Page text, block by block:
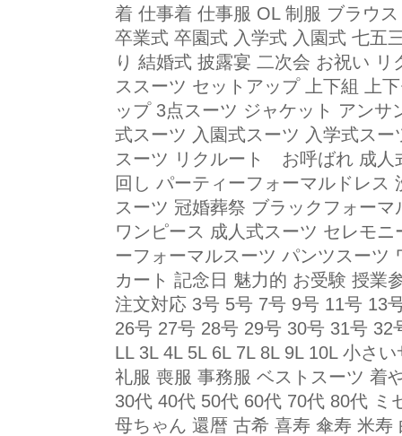
着 仕事着 仕事服 OL 制服 ブラウ
卒業式 卒園式 入学式 入園式 七五
り 結婚式 披露宴 二次会 お祝い
ススーツ セットアップ 上下組 上
ップ 3点スーツ ジャケット アン
式スーツ 入園式スーツ 入学式ス
スーツ リクルート お呼ばれ 成人
回し パーティーフォーマルドレス
スーツ 冠婚葬祭 ブラックフォー
ワンピース 成人式スーツ セレモ
ーフォーマルスーツ パンツスーツ
カート 記念日 魅力的 お受験 授業
注文対応 3号 5号 7号 9号 11号 13
26号 27号 28号 29号 30号 31号
LL 3L 4L 5L 6L 7L 8L 9L 10L 小さ
礼服 喪服 事務服 ベストスーツ 着
30代 40代 50代 60代 70代 80代
母ちゃん 還暦 古希 喜寿 傘寿 米